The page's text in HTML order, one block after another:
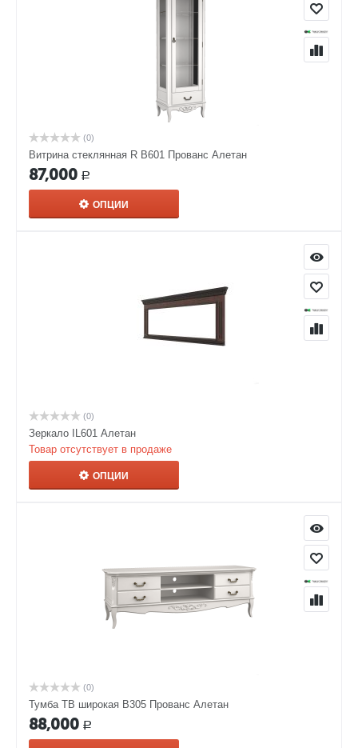
(0)
Витрина стеклянная R В601 Прованс Алетан
87,000 Р
ОПЦИИ
(0)
Зеркало IL601 Алетан
Товар отсутствует в продаже
ОПЦИИ
(0)
Тумба ТВ широкая В305 Прованс Алетан
88,000 Р